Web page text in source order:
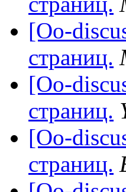
[Oo-
страниц.
[Oo-
страниц.
[Oo-
страниц.